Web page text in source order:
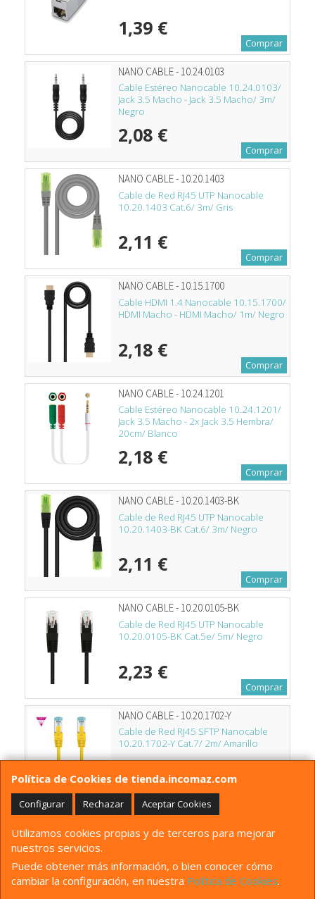
1,39 €
Comprar
NANO CABLE - 10.24.0103
Cable Estéreo Nanocable 10.24.0103/
Jack 3.5 Macho - Jack 3.5 Macho/ 3m/
Negro
2,08 €
Comprar
NANO CABLE - 10.20.1403
Cable de Red RJ45 UTP Nanocable
10.20.1403 Cat.6/ 3m/ Gris
2,11 €
Comprar
NANO CABLE - 10.15.1700
Cable HDMI 1.4 Nanocable 10.15.1700/
HDMI Macho - HDMI Macho/ 1m/ Negro
2,18 €
Comprar
NANO CABLE - 10.24.1201
Cable Estéreo Nanocable 10.24.1201/
Jack 3.5 Macho - 2x Jack 3.5 Hembra/
20cm/ Blanco
2,18 €
Comprar
NANO CABLE - 10.20.1403-BK
Cable de Red RJ45 UTP Nanocable
10.20.1403-BK Cat.6/ 3m/ Negro
2,11 €
Comprar
NANO CABLE - 10.20.0105-BK
Cable de Red RJ45 UTP Nanocable
10.20.0105-BK Cat.5e/ 5m/ Negro
2,23 €
Comprar
NANO CABLE - 10.20.1702-Y
Cable de Red RJ45 SFTP Nanocable
10.20.1702-Y Cat.7/ 2m/ Amarillo
2,13 €
Cable Estéreo Nanocable 10.24.0203/
Negro
2,25 €
Política de Cookies de tienda.incomaz.com
Configurar Rechazar Aceptar Cookies
Utilizamos cookies propias y de terceros para mejorar
nuestros servicios.
Puede obtener más información, o bien conocer cómo
cambiar la configuración, en nuestra Política de Cookies.